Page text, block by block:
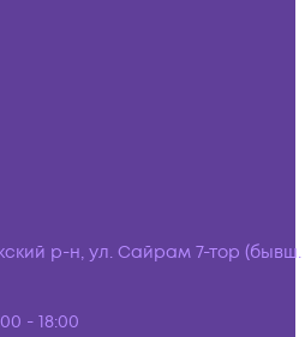
р-н, ул. Сайрам 7-тор (бывш.
- 18:00